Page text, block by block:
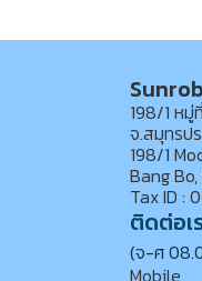
198/1 หมู่
จ.สมุทรป
198/1
Bang
Tax ID :
ติดต่อเ
(จ-ศ
Mobile